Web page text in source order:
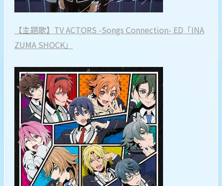
【主題歌】TV ACTORS -Songs Connection- ED「INA
ZUMA SHOCK」